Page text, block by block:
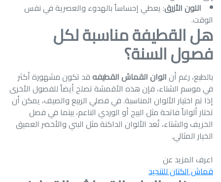
اللون الأزرق: يعطي إحساساً بالهدوء والعصرية في نفس
الوقت.
هل القطيفة مناسبة لكل
فصول السنة؟
بالطبع، رغم أنالوان القماش القطيفهقد تكون مشهورة أكثر
في موسم الشتاء، فإن هذه الأقمشة تصلح أيضاً للفصول الأخرى
إذا تم اختيار الألوان المناسبة. في فصلي الربيع والصيف، يمكن أن
تختار ألواناً فاتحة مثل البيج أو الوردي الناعم، بينما في فصل
الخريف والشتاء، تُعد الألوان الداكنة مثل البني والأخضر العميق
الخيار المثالي.
اعرف المزيد عن
قماش الكتان للتنجيد